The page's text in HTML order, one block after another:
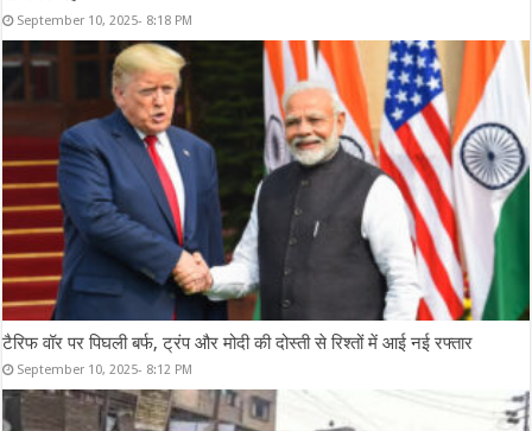
September 10, 2025- 8:18 PM
टैरिफ वॉर पर पिघली बर्फ, ट्रंप और मोदी की दोस्ती से रिश्तों में आई नई रफ्तार
September 10, 2025- 8:12 PM